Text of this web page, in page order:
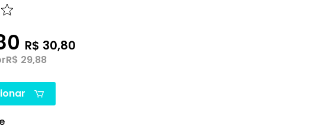
R$ 30,80
R$ 29,88